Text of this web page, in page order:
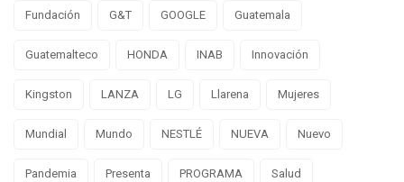
Fundación G&T GOOGLE Guatemala
Guatemalteco HONDA INAB Innovación
Kingston LANZA LG Llarena Mujeres
Mundial Mundo NESTLÉ NUEVA Nuevo
Pandemia Presenta PROGRAMA Salud